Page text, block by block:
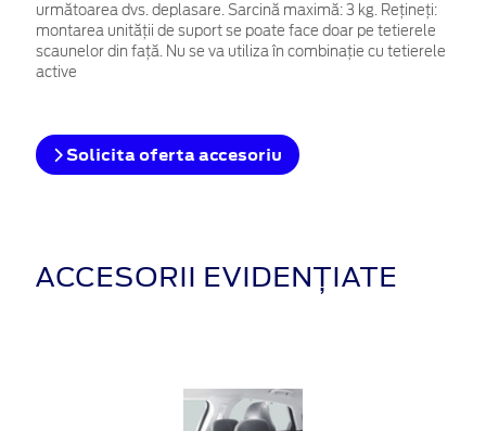
următoarea dvs. deplasare. Sarcină maximă: 3 kg. Rețineți:
montarea unității de suport se poate face doar pe tetierele
scaunelor din față. Nu se va utiliza în combinație cu tetierele
active
Solicita oferta accesoriu
ACCESORII EVIDENȚIATE